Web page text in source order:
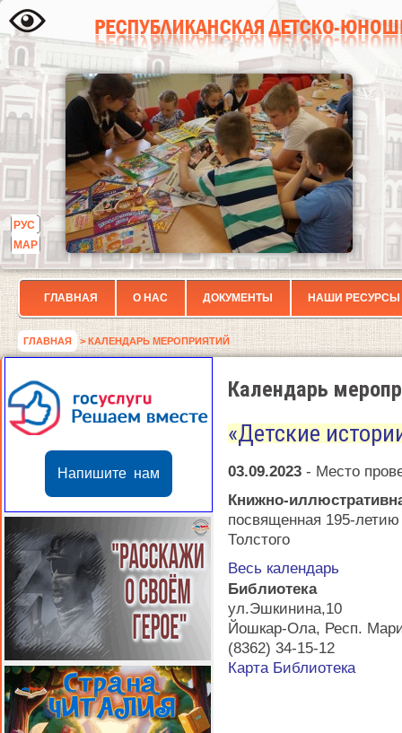
РУС
МАР
ГЛАВНАЯ О НАС ДОКУМЕНТЫ НАШИ РЕСУРСЫ
ГЛАВНАЯ > КАЛЕНДАРЬ МЕРОПРИЯТИЙ
Напишите нам
Календарь
«Детские
03.09.2023 - Место
Книжно-
посвященная 195-
Толстого
Весь календарь
Библиотека
ул.Эшкинина,10
Йошкар-Ола, Респ.
(8362) 34-15-12
Карта Библиотека